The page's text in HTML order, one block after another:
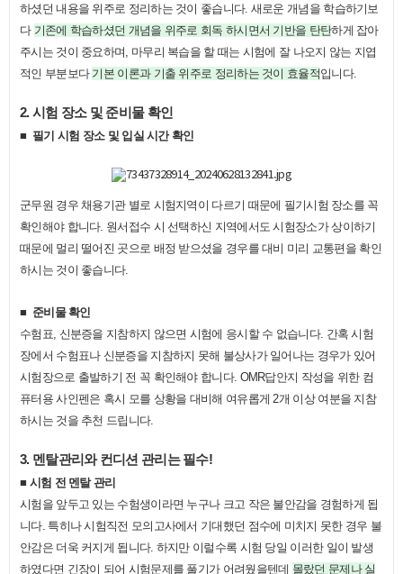
하셨던 내용을 위주로 정리하는 것이 좋습니다. 새로운 개념을 학습하기보
다 기존에 학습하셨던 개념을 위주로 회독 하시면서 기반을 탄탄하게 잡아
주시는 것이 중요하며 마무리 복습을 할 때는 시험에 잘 나오지 않는 지엽
적인 부분보다 기본 이론과 기출 위주로 정리하는 것이 효율적입니다.
2. 시험 장소 및 준비물 확인
■ 필기 시험 장소 및 입실 시간 확인
군무원 경우 채용기관 별로 시험지역이 다르기 때문에 필기시험 장소를 꼭
확인해야 합니다. 원서접수 시 선택하신 지역에서도 시험장소가 상이하기
때문에 멀리 떨어진 곳으로 배정 받으셨을 경우를 대비 미리 교통편을 확인
하시는 것이 좋습니다.
■ 준비물 확인
수험표, 신분증을 지참하지 않으면 시험에 응시할 수 없습니다. 간혹 시험
장에서 수험표나 신분증을 지참하지 못해 불상사가 일어나는 경우가 있어
시험장으로 출발하기 전 꼭 확인해야 합니다. OMR답안지 작성을 위한 컴
퓨터용 사인펜은 혹시 모를 상황을 대비해 여유롭게 2개 이상 여분을 지참
하시는 것을 추천 드립니다.
3. 멘탈관리와 컨디션 관리는 필수!
■ 시험 전 멘탈 관리
시험을 앞두고 있는 수험생이라면 누구나 크고 작은 불안감을 경험하게 됩
니다. 특히나 시험직전 모의고사에서 기대했던 점수에 미치지 못한 경우 불
안감은 더욱 커지게 됩니다. 하지만 이럴수록 시험 당일 이러한 일이 발생
하였다면 긴장이 되어 시험문제를 풀기가 어려웠을텐데 몰랐던 문제나 실